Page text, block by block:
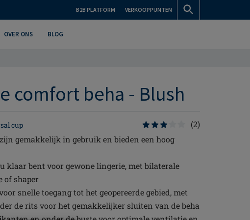
B2B PLATFORM VERKOOPPUNTEN
OVER ONS BLOG
comfort beha - Blush
cup
(2)
gemakkelijk in gebruik en bieden een hoog
klaar bent voor gewone lingerie, met bilaterale
of shaper
snelle toegang tot het geopereerde gebied, met
de rits voor het gemakkelijker sluiten van de beha